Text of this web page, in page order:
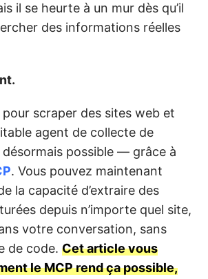
il se heurte à un mur dès qu’il
des informations réelles
pour scraper des sites web et
agent de collecte de
désormais possible — grâce à
. Vous pouvez maintenant
la capacité d’extraire des
depuis n’importe quel site,
votre conversation, sans
de code. Cet article vous
le MCP rend ça possible,